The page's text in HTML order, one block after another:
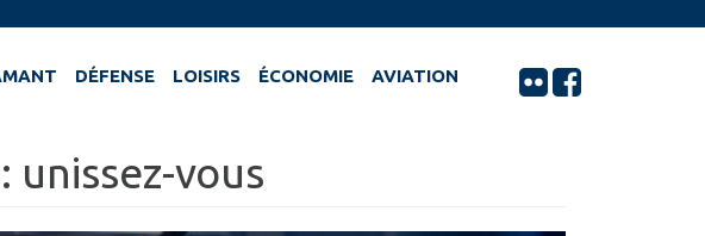
DÉFENSE LOISIRS ÉCONOMIE AVIATION
vous